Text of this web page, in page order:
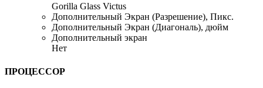
Gorilla Glass Victus
Дополнительный Экран (Разрешение), Пикс.
Дополнительный Экран (Диагональ), дюйм
Дополнительный экран
Нет
ПРОЦЕССОР